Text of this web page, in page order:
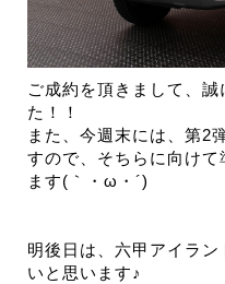
ご成約を頂きまして、
た！！
また、今週末には、第2
すので、そちらに向け
ます(｀・ω・´)ゞ
明後日は、六甲アイラ
いと思います♪